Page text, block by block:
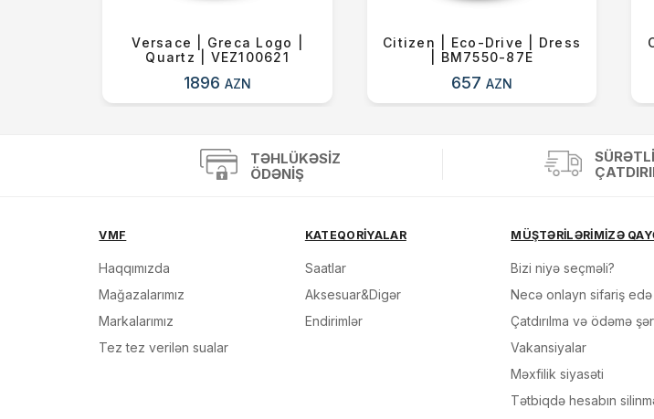
Versace | Greca Logo |
Quartz | VEZ100621
1896AZN
Citizen | Eco-Drive | Dress
| BM7550-87E
657AZN
TƏHLÜKƏSIZ
ÖDƏNIŞ
SÜRƏTLI
VMF
Haqqımızda
Mağazalarımız
Markalarımız
Tez tez verilən sualar
KATEQORİYALAR
Saatlar
Aksesuar&Digər
Endirimlər
MÜŞTƏRİLƏRİMİZƏ
Bizi niyə seçməli?
Necə onlayn sifariş edə
Çatdırılma və ödəmə
Vakansiyalar
Məxfilik siyasəti
Tətbiqdə hesabın